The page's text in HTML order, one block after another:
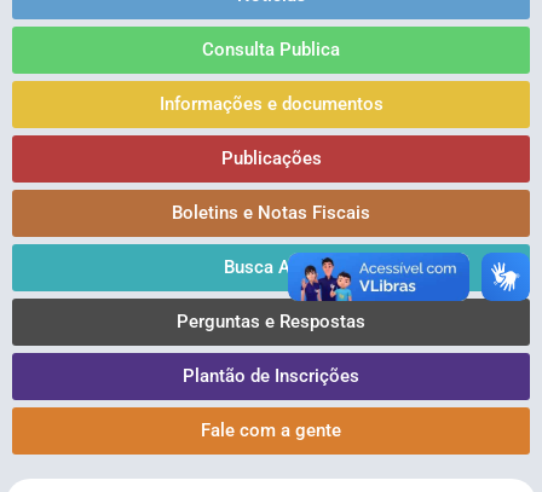
Consulta Publica
Informações e documentos
Publicações
Boletins e Notas Fiscais
Busca Ativa
Perguntas e Respostas
Plantão de Inscrições
Fale com a gente